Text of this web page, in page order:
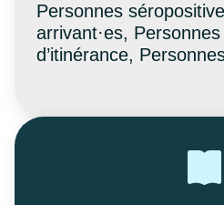
Personnes
arrivant·es,
d’itinérance,